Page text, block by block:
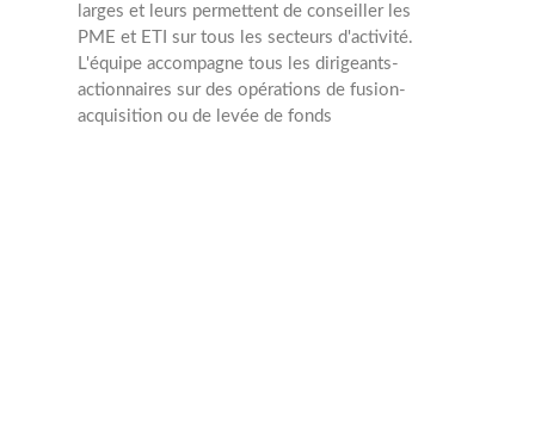
larges et leurs permettent de conseiller les
PME et ETI sur tous les secteurs d'activité.
L'équipe accompagne tous les dirigeants-
actionnaires sur des opérations de fusion-
acquisition ou de levée de fonds